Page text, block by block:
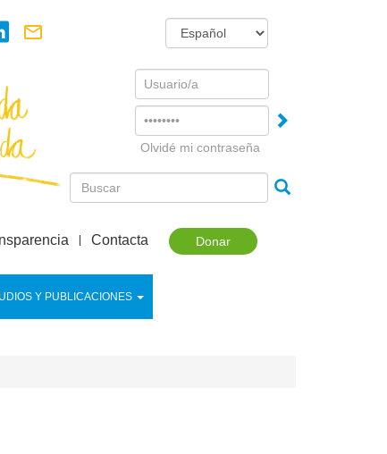
Username
Olvidé mi contraseña
Donar
Y PUBLICACIONES
Contacta